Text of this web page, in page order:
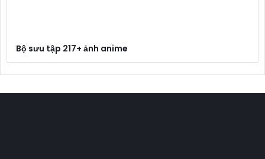
Bộ sưu tập 217+ ảnh anime